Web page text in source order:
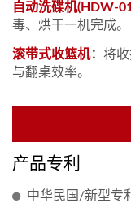
自动洗碟机(HDW-
毒、烘干一机完成。
滚带式收篮机： 将
与翻桌效率。
产品专利
中华民国/新型专